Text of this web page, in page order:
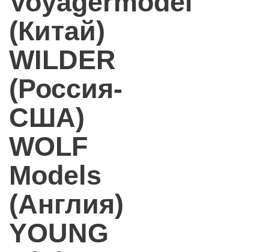
(Китай)
WILDER
(Россия-
США)
WOLF
Models
(Англия)
YOUNG